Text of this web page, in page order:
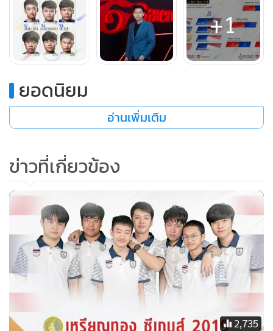
ประเทศไทยให้ก้าวไปสู่ระดับนานาชาติ เราจึงมุ่งมั่นผลักดันการ
แข่งขันอีสปอร์ตมาอย่างต่อเนื่อง โดยเฉพาะ RoV ซึ่งเป็นหนึ่งใน
เกมรูปแบบ MOBA ที่ได้รับความนิยมมากที่สุด โดยเว็บไซต์
Newzoo ผู้นำด้านเทรนด์และข้อมูลทางการตลาดด้านเกมและ
อีสปอร์ต ยังเผยว่า รูปแบบของเกมอีสปอร์ตที่ได้รับความนิยม
มากที่สุด จะยังคงเป็นเกม Multiplayer online battle arena
(MOBA) และ RoV ไม่เพียงแต่จะเป็นเกมที่ได้รับความนิยมเป็น
อย่างสูง แต่ที่สำคัญ RoV ยังเป็นเกมที่มีองค์ประกอบเหมาะ
คน การแบ่งหน้าที่ของผู้เล่นแต่ละคนอย่างชัดเจน ไปจนถึงการ
พัฒนาของเกม RoV ที่มีอยู่ตลอดเวลาทำให้ผู้เล่นต้องฝึกฝน
ทักษะในการเล่นอยู่ตลอดเวลา”
+1
ยอดนิยม
อ่านเพิ่มเติม
ข่าวที่เกี่ยวข้อง
2,735